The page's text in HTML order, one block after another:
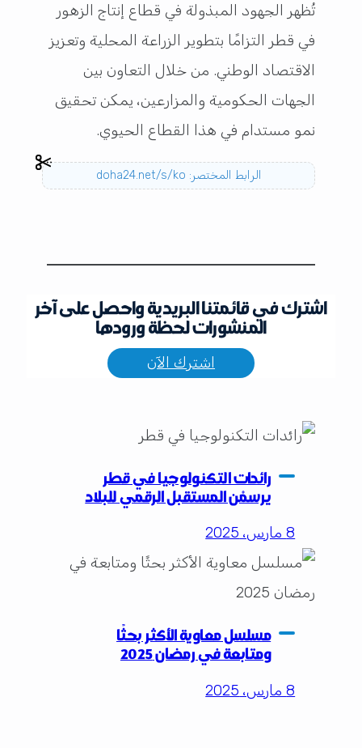
تُظهر الجهود المبذولة في قطاع إنتاج الزهور
في قطر التزامًا بتطوير الزراعة المحلية وتعزيز
الاقتصاد الوطني. من خلال التعاون بين
الجهات الحكومية والمزارعين، يمكن تحقيق
نمو مستدام في هذا القطاع الحيوي.
الرابط المختصر: doha24.net/s/ko
اشترك في قائمتنا البريدية واحصل على آخر
المنشورات لحظة ورودها
اشترك الآن
رائدات التكنولوجيا في قطر
يرسمْن المستقبل الرقمي للبلاد
8 مارس، 2025
مسلسل معاوية الأكثر بحثًا
ومتابعة في رمضان 2025
8 مارس، 2025